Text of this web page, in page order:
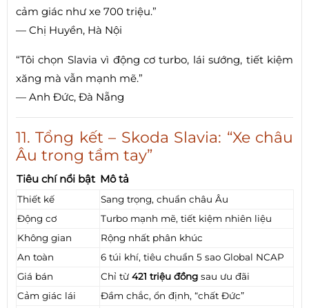
cảm giác như xe 700 triệu.”
— Chị Huyền, Hà Nội
“Tôi chọn Slavia vì động cơ turbo, lái sướng, tiết kiệm
xăng mà vẫn mạnh mẽ.”
— Anh Đức, Đà Nẵng
11. Tổng kết – Skoda Slavia: “Xe châu
Âu trong tầm tay”
Tiêu chí nổi bật Mô tả
Thiết kế
Sang trọng, chuẩn châu Âu
Động cơ
Turbo mạnh mẽ, tiết kiệm nhiên liệu
Không gian
Rộng nhất phân khúc
An toàn
6 túi khí, tiêu chuẩn 5 sao Global NCAP
Giá bán
Chỉ từ 421 triệu đồng sau ưu đãi
Cảm giác lái
Đầm chắc, ổn định, “chất Đức”